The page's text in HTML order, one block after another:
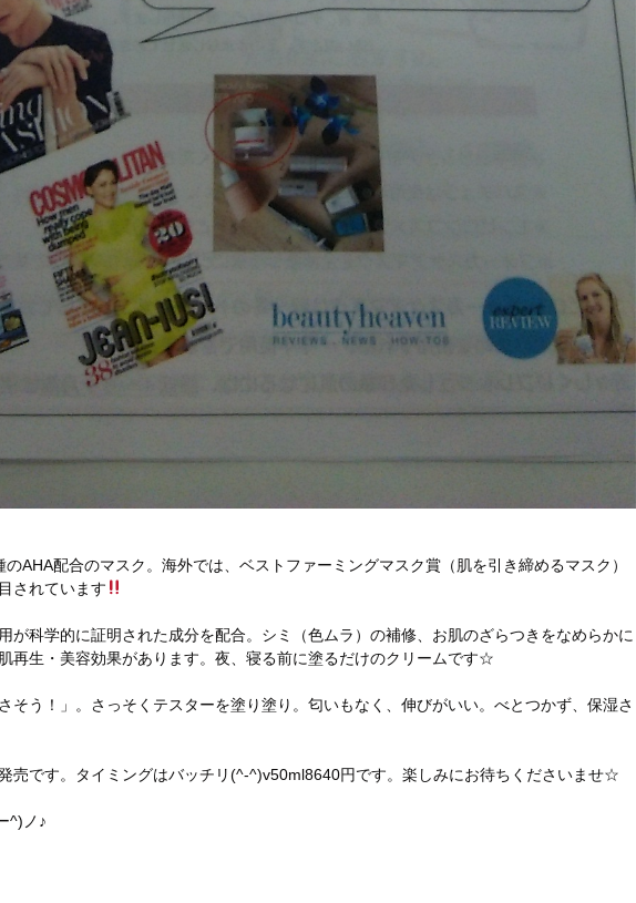
のAHA配合のマスク。海外では、ベストファーミングマスク賞（肌を引き締めるマスク）
されています
が科学的に証明された成分を配合。シミ（色ムラ）の補修、お肌のざらつきをなめらかに
再生・美容効果があります。夜、寝る前に塗るだけのクリームです☆
そう！」。さっそくテスターを塗り塗り。匂いもなく、伸びがいい。べとつかず、保湿さ
売です。タイミングはバッチリ(^-^)v50ml8640円です。楽しみにお待ちくださいませ☆
^)ノ♪